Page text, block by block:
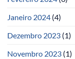
Janeiro 2024 (4)
Dezembro 2023 (1)
Novembro 2023 (1)